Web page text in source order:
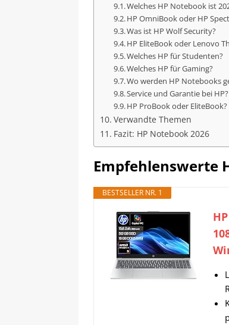
Welches HP Notebook ist
HP OmniBook oder HP
Was ist HP Wolf Security?
HP EliteBook oder Lenovo
Welches HP für Studenten?
Welches HP für Gaming?
Wo werden HP Notebooks
Service und Garantie bei HP?
HP ProBook oder EliteBook?
Verwandte Themen
Fazit: HP Notebook 2026
Empfehlenswerte
BESTSELLER NR. 1